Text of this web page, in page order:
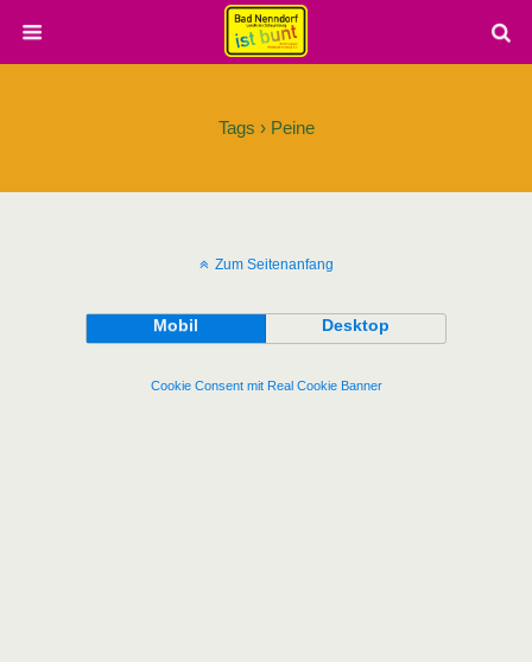
Tags › Peine
Zum Seitenanfang
Mobil Desktop
Cookie Consent mit Real Cookie Banner